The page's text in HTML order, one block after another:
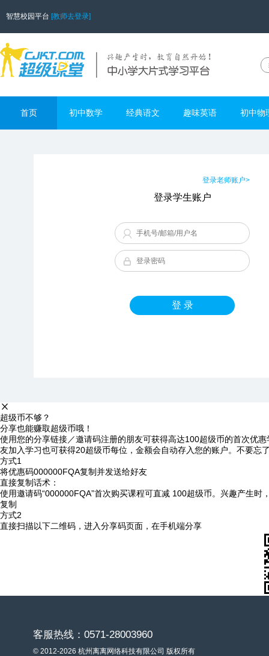
智慧校园平台 [教师去登录]
首页 初中数学 经典语文 趣味英语 初中物
登录老师账户>
登录学生账户
登 录
超级币不够？
分享也能赚取超级币哦！
使用您的分享链接／邀请码注册的朋友可获得高达100超级币的首次优
友加入学习也可获得20超级币每位，金额会自动存入您的账户。不要忘
方式1
将优惠码000000FQA复制并发送给好友
直接复制话术：
使用邀请码“000000FQA”首次购买课程可直减 100超级币。兴趣产生时
复制
方式2
直接扫描以下二维码，进入分享码页面，在手机端分享
客服热线：0571-28003960
© 2012-2026 杭州离离网络科技有限公司 版权所有